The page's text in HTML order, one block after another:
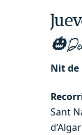
Nit de
Sant